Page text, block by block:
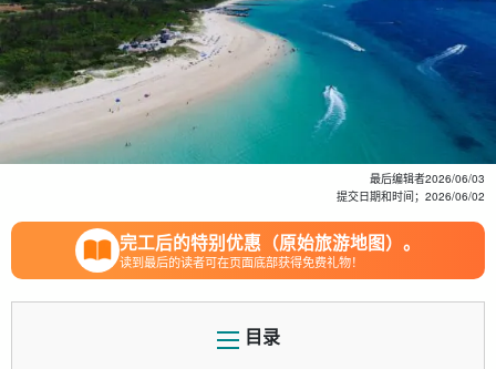
最后编辑者2026/06/03
提交日期和时间； 2026/06/02
完工后的特别优惠（原始旅游地图）。
读到最后的读者可在页面底部获得免费礼物！
目录